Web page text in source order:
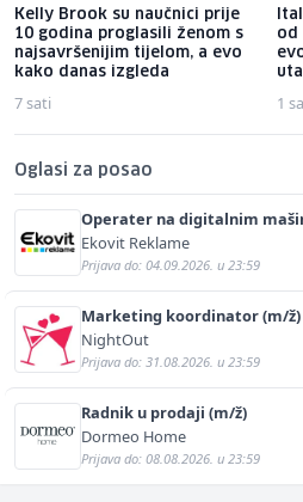
Kelly Brook su naučnici prije
10 godina proglasili ženom s
najsavršenijim tijelom, a evo
kako danas izgleda
7 sati
od
1
Oglasi za posao
Operater na digitalnim
(m/ž)
Ekovit Reklame
Prijava do: 04.09.2026. u 23:59
Marketing koordinator (m/ž)
NightOut
Prijava do: 31.08.2026. u 23:59
Radnik u prodaji (m/ž)
Dormeo Home
Prijava do: 08.08.2026. u 23:59